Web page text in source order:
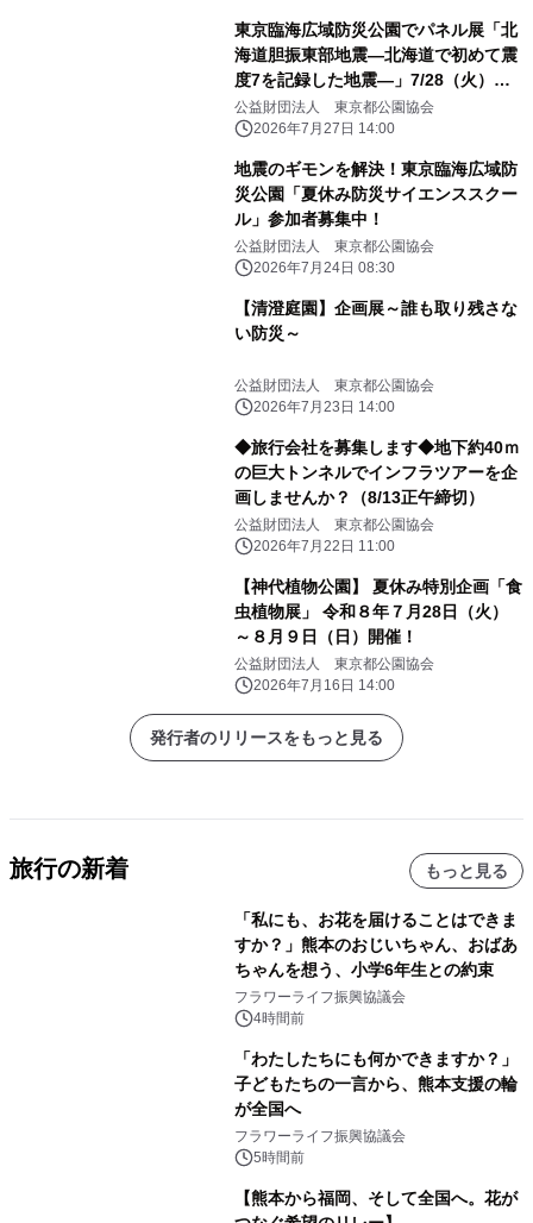
東京臨海広域防災公園でパネル展「北
海道胆振東部地震―北海道で初めて震
度7を記録した地震―」7/28（火）か
ら開催
公益財団法人 東京都公園協会
2026年7月27日 14:00
地震のギモンを解決！東京臨海広域防
災公園「夏休み防災サイエンススクー
ル」参加者募集中！
公益財団法人 東京都公園協会
2026年7月24日 08:30
【清澄庭園】企画展～誰も取り残さな
い防災～
公益財団法人 東京都公園協会
2026年7月23日 14:00
◆旅行会社を募集します◆地下約40ｍ
の巨大トンネルでインフラツアーを企
画しませんか？（8/13正午締切）
公益財団法人 東京都公園協会
2026年7月22日 11:00
【神代植物公園】 夏休み特別企画「食
虫植物展」 令和８年７月28日（火）
～８月９日（日）開催！
公益財団法人 東京都公園協会
2026年7月16日 14:00
発行者のリリースをもっと見る
旅行の新着 もっと見る
「私にも、お花を届けることはできま
すか？」熊本のおじいちゃん、おばあ
ちゃんを想う、小学6年生との約束
フラワーライフ振興協議会
4時間前
「わたしたちにも何かできますか？」
子どもたちの一言から、熊本支援の輪
が全国へ
フラワーライフ振興協議会
5時間前
【熊本から福岡、そして全国へ。花が